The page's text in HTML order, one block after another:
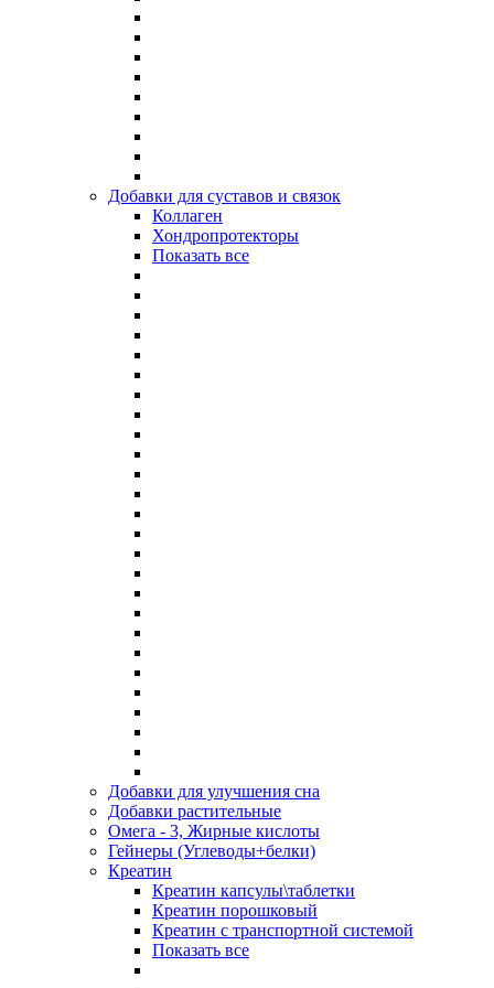
Добавки для суставов и связок
Коллаген
Хондропротекторы
Показать все
Добавки для улучшения сна
Добавки растительные
Омега - 3, Жирные кислоты
Гейнеры (Углеводы+белки)
Креатин
Креатин капсулы\таблетки
Креатин порошковый
Креатин с транспортной системой
Показать все